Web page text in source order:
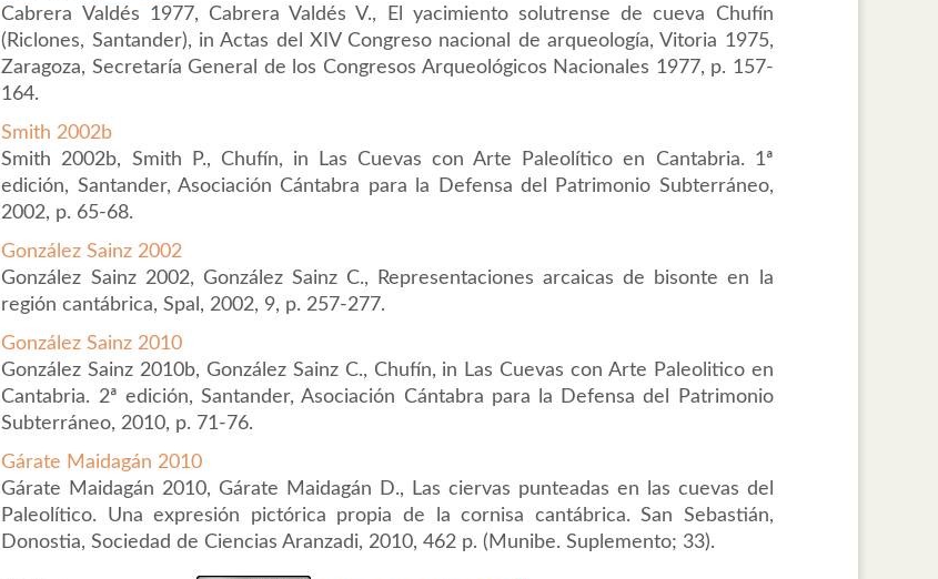
Cabrera Valdés 1977, Cabrera Valdés V., El yacimiento solutrense de cueva Chufín
(Riclones, Santander), in Actas del XIV Congreso nacional de arqueología, Vitoria 1975,
Zaragoza, Secretaría General de los Congresos Arqueológicos Nacionales 1977, p. 157-
164.
Smith 2002b
Smith 2002b, Smith P., Chufín, in Las Cuevas con Arte Paleolítico en Cantabria. 1ª
edición, Santander, Asociación Cántabra para la Defensa del Patrimonio Subterráneo,
2002, p. 65-68.
González Sainz 2002
González Sainz 2002, González Sainz C., Representaciones arcaicas de bisonte en la
región cantábrica, Spal, 2002, 9, p. 257-277.
González Sainz 2010
González Sainz 2010b, González Sainz C., Chufín, in Las Cuevas con Arte Paleolitico en
Cantabria. 2ª edición, Santander, Asociación Cántabra para la Defensa del Patrimonio
Subterráneo, 2010, p. 71-76.
Gárate Maidagán 2010
Gárate Maidagán 2010, Gárate Maidagán D., Las ciervas punteadas en las cuevas del
Paleolítico. Una expresión pictórica propia de la cornisa cantábrica. San Sebastián,
Donostia, Sociedad de Ciencias Aranzadi, 2010, 462 p. (Munibe. Suplemento; 33).